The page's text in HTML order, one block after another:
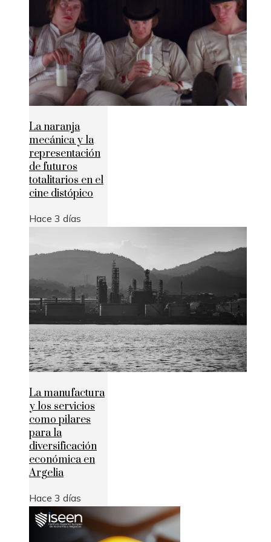
La naranja
mecánica y la
representación
de futuros
totalitarios en el
cine distópico
Hace 3 días
La manufactura
y los servicios
como pilares
para la
diversificación
económica en
Argelia
Hace 3 días